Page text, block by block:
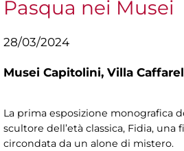
Pasqua nei Musei
28/03/2024
Musei Capitolini, Villa
La prima esposizione monografica
scultore dell’età classica, Fidia,
circondata da un alone di mistero.